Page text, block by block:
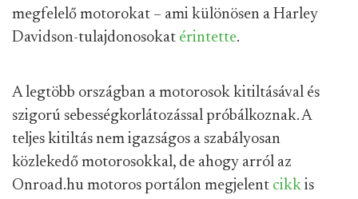
megfelelő motorokat – ami különösen a Harley
Davidson-tulajdonosokat érintette.
A legtöbb országban a motorosok kitiltásával és
szigorú sebességkorlátozással próbálkoznak. A
teljes kitiltás nem igazságos a szabályosan
közlekedő motorosokkal, de ahogy arról az
Onroad.hu motoros portálon megjelent cikk is